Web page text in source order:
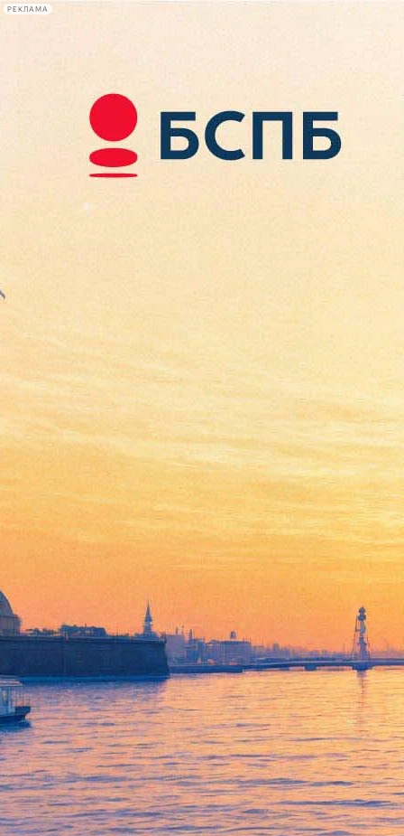
РЕКЛАМА
Сегодня:
2026.08.08
17:34
Афиша Plus
Скончался актёр Владимир
Этуш
09 марта 2019,13:32 Версия для печати
Народный артист СССР Владимир Этуш скончался в одной из
московских больниц. Легенде экрана было 96 лет, и он
оставался одним из старейших артистов Советского Союза,
которые продолжали играть.